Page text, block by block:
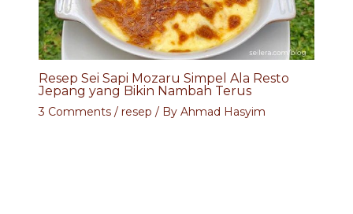
Resep Sei Sapi Mozaru Simpel Ala Resto
Jepang yang Bikin Nambah Terus
3 Comments / resep / By Ahmad Hasyim